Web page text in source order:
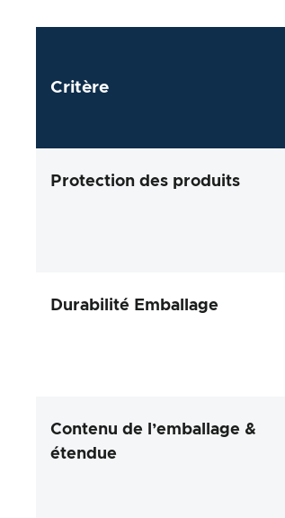
Critère
Protection des produits
Durabilité Emballage
Contenu de l’emballage &
étendue